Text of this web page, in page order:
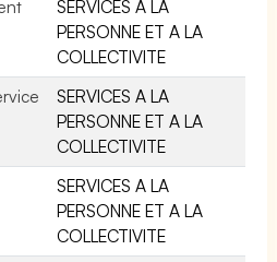
SERVICES A LA
PERSONNE ET A LA
COLLECTIVITE
SERVICES A LA
PERSONNE ET A LA
COLLECTIVITE
SERVICES A LA
PERSONNE ET A LA
COLLECTIVITE